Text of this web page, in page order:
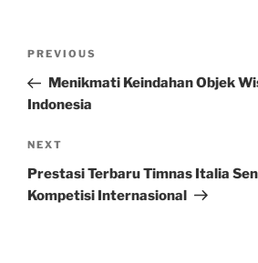
Previous
Post
PREVIOUS
Menikmati Keindahan Objek
Indonesia
Next
Post
NEXT
Prestasi Terbaru Timnas Italia
Kompetisi Internasional